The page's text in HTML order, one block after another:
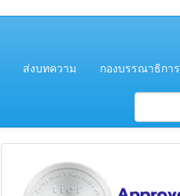
ส่งบทความ กองบรรณาธิการ
ฐาน